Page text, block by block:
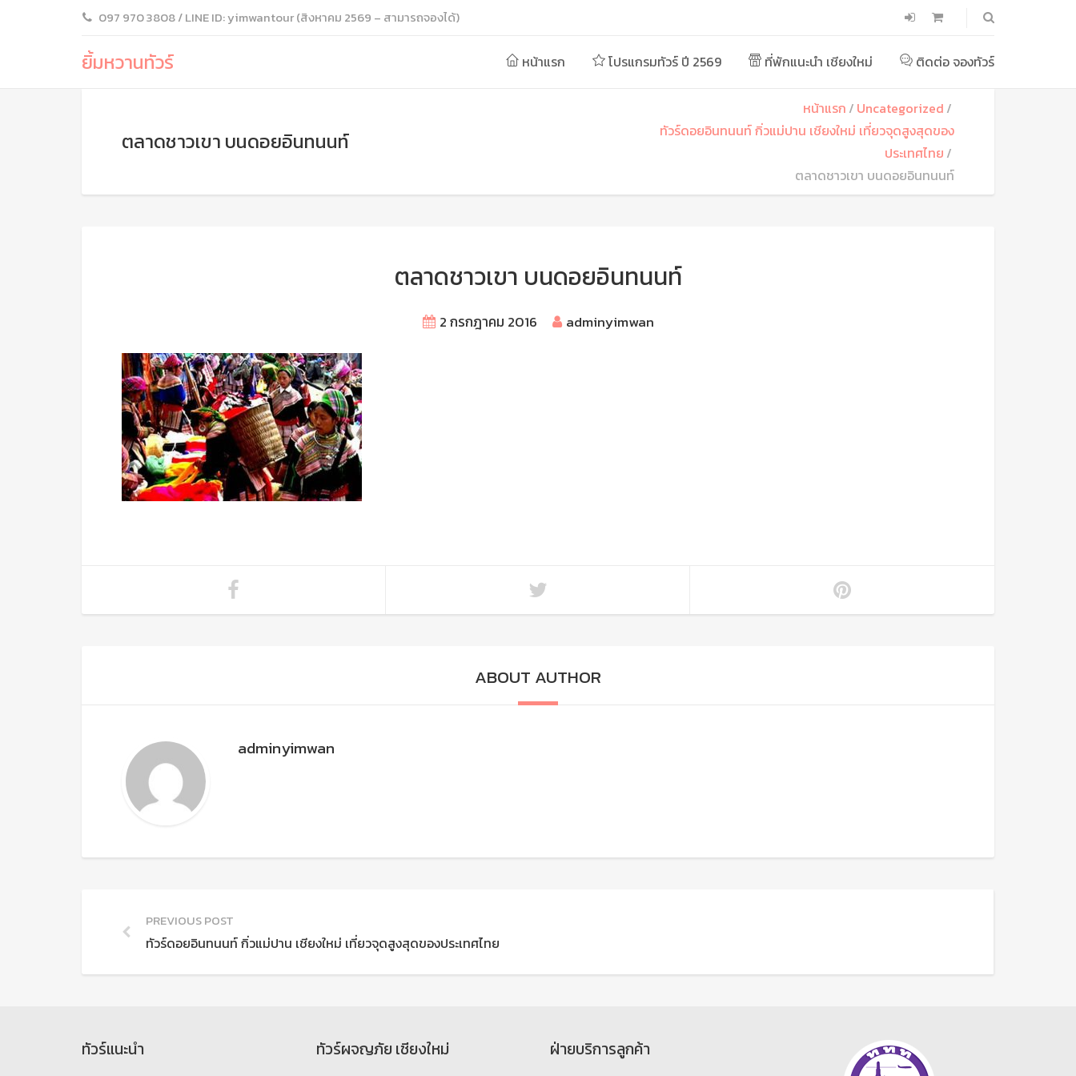
097 970 3808 / LINE ID: yimwantour (สิงหาคม 2569 – สามารถจองได้)
ยิ้มหวานทัวร์ หน้าแรก โปรแกรมทัวร์ ปี 2569 ที่พักแนะนำ เชียงใหม่ ติดต่อ จองทัวร์
ตลาดชาวเขา บนดอยอินทนนท์
หน้าแรก
Uncategorized
ทัวร์ดอยอินทนนท์ กิ่วแม่ปาน เชียงใหม่ เที่ยวจุดสูงสุดของ
ประเทศไทย
ตลาดชาวเขา บนดอยอินทนนท์
ตลาดชาวเขา บนดอยอินทนนท์
2 กรกฎาคม 2016 adminyimwan
ABOUT AUTHOR
adminyimwan
PREVIOUS POST
ทัวร์ดอยอินทนนท์ กิ่วแม่ปาน เชียงใหม่ เที่ยวจุดสูงสุดของประเทศไทย
ทัวร์แนะนำ ทัวร์ผจญภัย เชียงใหม่ ฝ่ายบริการลูกค้า